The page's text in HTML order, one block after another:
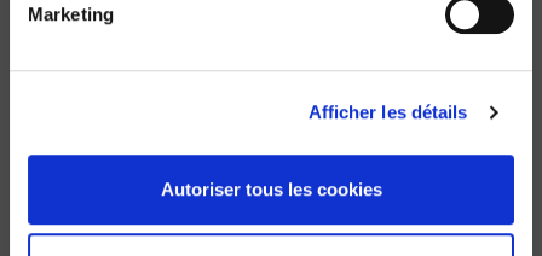
Marketing
Afficher les détails
Autoriser tous les cookies
Politiques publiques 3, Les politiques publiques